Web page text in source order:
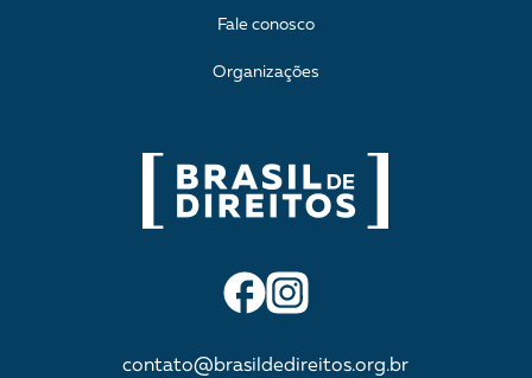
contato@brasildedireitos.org.br
Fale conosco
Organizações